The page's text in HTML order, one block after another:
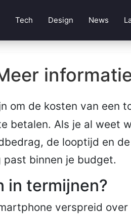
Tech Design News
om de kosten van een
betalen. Als je al weet
de looptijd en
binnen je budget.
in termijnen?
verspreid over